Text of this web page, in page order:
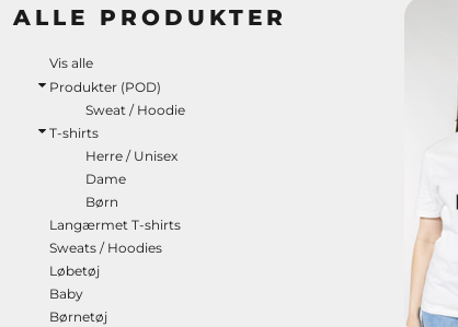
ALLE PRODUKTER
Vis alle
Produkter (POD)
Sweat / Hoodie
T-shirts
Herre / Unisex
Dame
Børn
Langærmet T-shirts
Sweats / Hoodies
Løbetøj
Baby
Børnetøj
BRANDS
MORE...
BRANDS